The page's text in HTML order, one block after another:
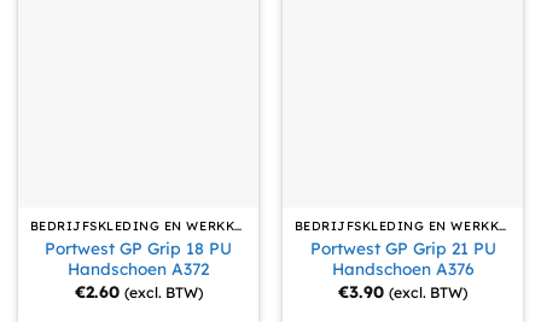
BEDRIJFSKLEDING EN WERKKLEDING
Portwest GP Grip 18 PU
Handschoen A372
€2.60 (excl. BTW)
BEDRIJFSKLEDING EN WERKKLEDING
Portwest GP Grip 21 PU
Handschoen A376
€3.90 (excl. BTW)